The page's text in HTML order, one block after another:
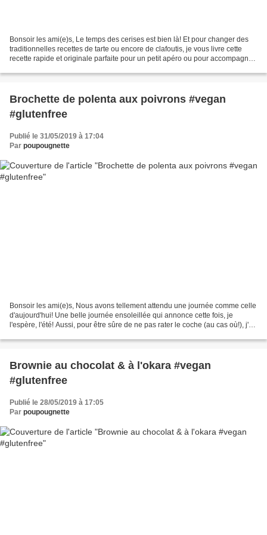
Bonsoir les ami(e)s, Le temps des cerises est bien là! Et pour changer des
traditionnelles recettes de tarte ou encore de clafoutis, je vous livre cette
recette rapide et originale parfaite pour un petit apéro ou pour accompagner
Brochette de polenta aux poivrons #vegan
#glutenfree
Publié le 31/05/2019 à 17:04
Par poupougnette
Bonsoir les ami(e)s, Nous avons tellement attendu une journée comme celle
d'aujourd'hui! Une belle journée ensoleillée qui annonce cette fois, je
l'espère, l'été! Aussi, pour être sûre de ne pas rater le coche (au cas où!), j'ai
Brownie au chocolat & à l'okara #vegan
#glutenfree
Publié le 28/05/2019 à 17:05
Par poupougnette